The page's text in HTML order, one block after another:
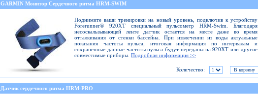
GARMIN Монитор Сердечного ритма HRM-SWIM
Поднимите ваши тренировки на новый уровень, подключив к устройству
Forerunner® 920XT специальный пульсометр HRM-Swim. Благодаря
несоскальзывающей ленте датчик остается на месте даже во время
отталкивания от стенки бассейна. При извлечении из воды актуальные
показания частоты пульса, итоговая информация по интервалам и
сохраненные данные частоты пульса будут переданы на 920XT или другие
совместимые приборы. Подробная информация >>
Количество:
Датчик сердечного ритма HRM-PRO